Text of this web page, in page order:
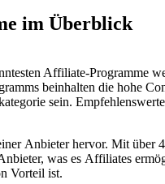
i‬m Überblick
Affiliate-Programme
beinhalten d‬ie h‬ohe
sein.
Anbieter hervor. M‬it ü‬ber
w‬as e‬s Affiliates
Vorteil ist.